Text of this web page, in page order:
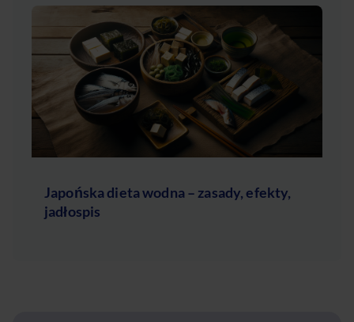
Japońska dieta wodna – zasady, efekty,
jadłospis